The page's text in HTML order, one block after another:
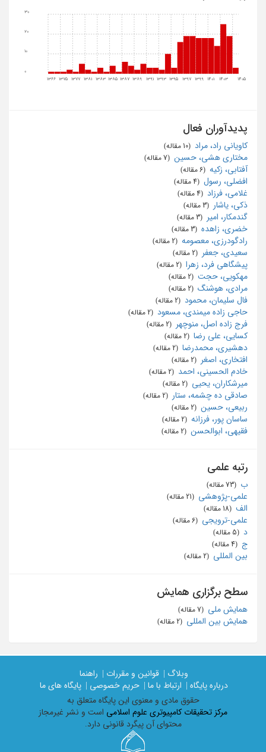
1366 1375 1377 1381 1383 1385 1387 1389 1391 1393 1395 1397 1399 1401 1403 1405
10
20
30
پدیدآوران فعال
کاویانی راد، مراد
مختاری هشی، حسین
آفتابی، زکیه
افضلی، رسول
غلامی، فرزاد
ذکی، یاشار
گندمکار، امیر
خضری، زاهده
رادگودرزی، معصومه
سعیدی، جعفر
پیشگاهی فرد، زهرا
مهکویی، حجت
مرادی، هوشنگ
فال سلیمان، محمود
حاجی زاده میمندی، مسعود
فرج زاده اصل، منوچهر
کسایی، علی رضا
دهشیری، محمدرضا
افتخاری، اصغر
خادم الحسینی، احمد
میرشکاران، یحیی
صادقی ده چشمه، ستار
ربیعی، حسین
ساسان پور، فرزانه
فقیهی، ابوالحسن
رتبه علمی
ب
علمی-پژوهشی
الف
علمی-ترویجی
د
ج
بین المللی
سطح برگزاری همایش
همایش ملی
همایش بین المللی
وبلاگ | قوانین و مقررات |
راهنما
درباره پایگاه |
ارتباط با ما | حریم خصوصی |
پایگاه های ما
حقوق مادی و معنوی اين پايگاه متعلق به
مرکز تحقیقات کامپیوتری علوم اسلامی است و نشر غیرمجاز
محتوای آن پیگرد قانونی دارد.